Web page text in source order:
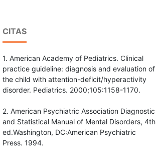
CITAS
1. American Academy of Pediatrics. Clinical
practice guideline: diagnosis and evaluation of
the child with attention-deficit/hyperactivity
disorder. Pediatrics. 2000;105:1158-1170.
2. American Psychiatric Association Diagnostic
and Statistical Manual of Mental Disorders, 4th
ed.Washington, DC:American Psychiatric
Press. 1994.